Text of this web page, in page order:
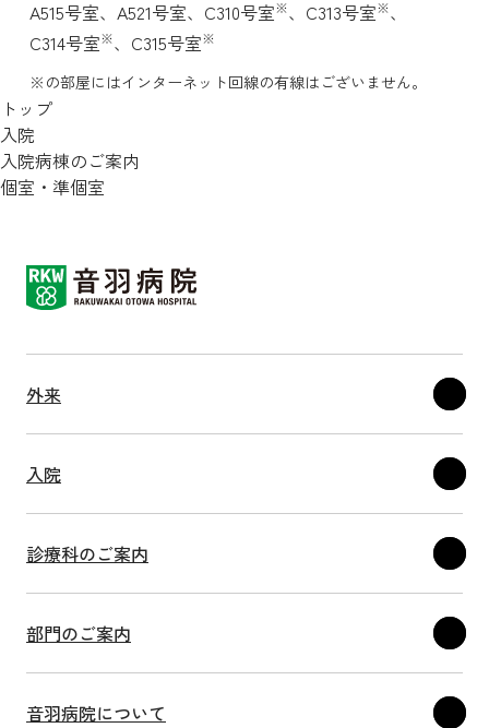
トップ
入院
入院病棟のご案内
個室・準個室
A515号室、 A521号室、 C310号室※、 C313号室※、
C314号室※、 C315号室※
※の部屋にはインターネット回線の有線はございません。
外来
入院
診療科のご案内
部門のご案内
音羽病院について